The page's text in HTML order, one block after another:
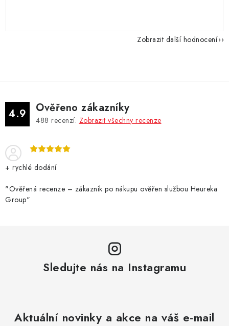
Zobrazit další hodnocení
4.9 Ověřeno zákazníky
488 recenzí. Zobrazit všechny recenze
+ rychlé dodání
"Ověřená recenze – zákazník po nákupu ověřen službou Heureka
Group"
Sledujte nás na Instagramu
Aktuální novinky a akce na váš e-mail